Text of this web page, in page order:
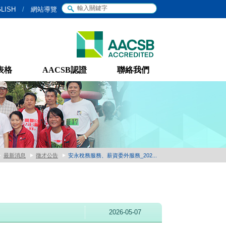
/ 網站導覽
格 AACSB認證 聯絡我們
最新消息 徵才公告 安永稅務服務、薪資委外服務_202...
2026-05-07